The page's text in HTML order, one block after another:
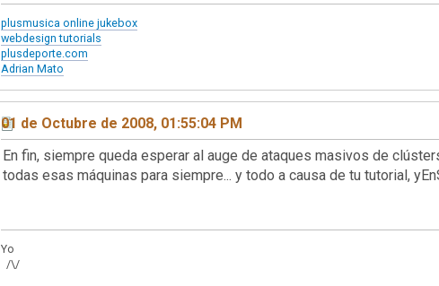
plusmusica online jukebox
webdesign tutorials
plusdeporte.com
Adrian Mato
01 de Octubre de 2008, 01:55:04 PM
En fin, siempre queda esperar al auge de ataques masivos de
todas esas máquinas para siempre... y todo a causa de tu tutorial,
Yo
/\/